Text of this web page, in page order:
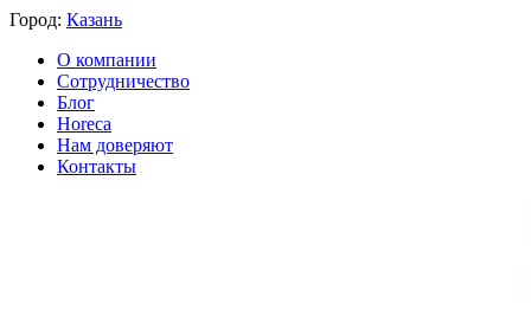
Город: Казань
О компании
Сотрудничество
Блог
Horeca
Нам доверяют
Контакты